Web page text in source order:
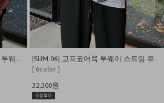
[ 6color ]
32,300원